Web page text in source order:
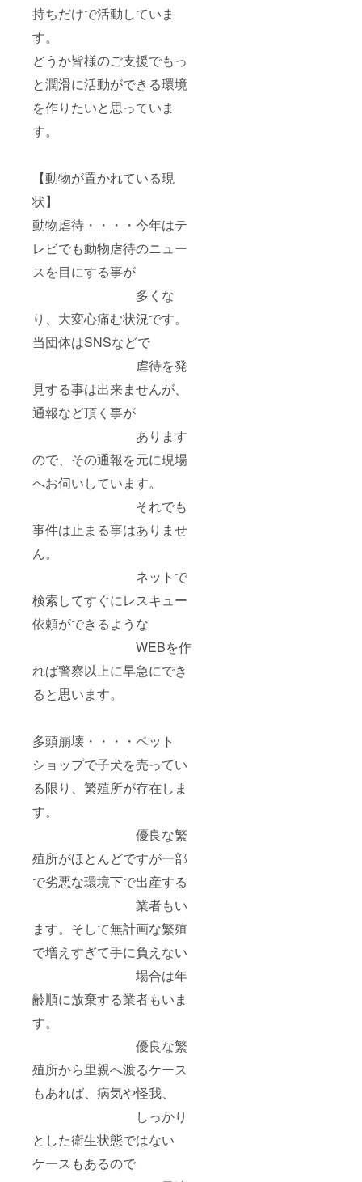
持ちだけで活動していま
す。
どうか皆様のご支援でもっ
と潤滑に活動ができる環境
を作りたいと思っていま
す。
【動物が置かれている現
状】
動物虐待・・・・今年はテ
レビでも動物虐待のニュー
スを目にする事が
多くな
り、大変心痛む状況です。
当団体はSNSなどで
虐待を発
見する事は出来ませんが、
通報など頂く事が
あります
ので、その通報を元に現場
へお伺いしています。
それでも
事件は止まる事はありませ
ん。
ネットで
検索してすぐにレスキュー
依頼ができるような
WEBを作
れば警察以上に早急にでき
ると思います。
多頭崩壊・・・・ペット
ショップで子犬を売ってい
る限り、繁殖所が存在しま
す。
優良な繁
殖所がほとんどですが一部
で劣悪な環境下で出産する
業者もい
ます。そして無計画な繁殖
で増えすぎて手に負えない
場合は年
齢順に放棄する業者もいま
す。
優良な繁
殖所から里親へ渡るケース
もあれば、病気や怪我、
しっかり
とした衛生状態ではない
ケースもあるので